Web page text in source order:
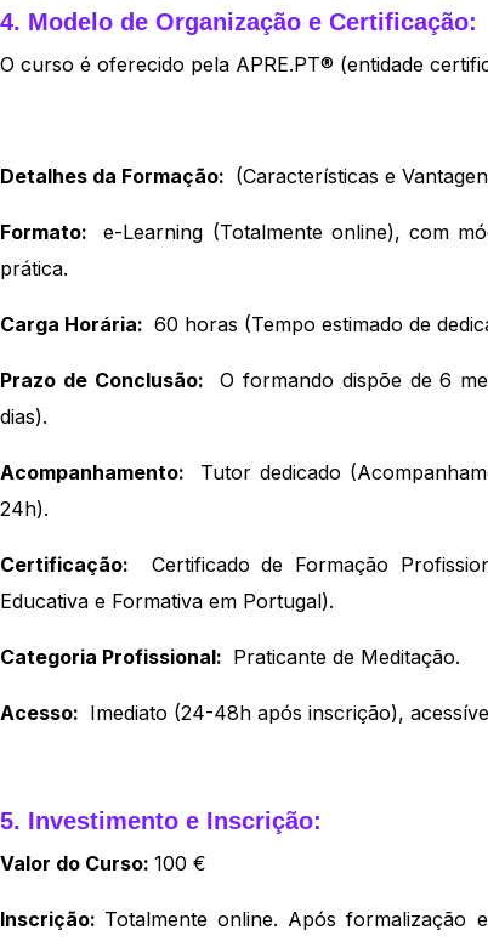
4. Modelo de Organização e Certificação:
O curso é oferecido pela APRE.PT® (entidade
Detalhes da Formação: (Características e
Formato:
e-Learning (Totalmente online), com
prática.
Carga Horária: 60 horas (Tempo estimado de
Prazo de Conclusão:
O formando dispõe de 6
dias).
Acompanhamento:
Tutor dedicado
24h).
Certificação:
Certificado de Formação
Educativa e Formativa em Portugal).
Categoria Profissional: Praticante de Meditação.
Acesso: Imediato (24-48h após inscrição),
5. Investimento e Inscrição:
Valor do Curso: 100 €
Inscrição: Totalmente online. Após formalização